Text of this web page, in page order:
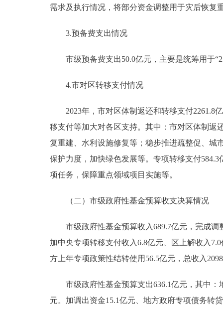
需求及执行情况，将部分资金调整用于灾后恢复
3.预备费支出情况
市级预备费支出50.0亿元，主要是统筹用于
4.市对区转移支付情况
2023年，市对区体制返还和转移支付2261.8亿
移支付等加大对各区支持。其中：市对区体制返
复重建、水利设施修复等；稳步推进疏整促、城
保护力度，加快绿色发展等。专项转移支付
项任务，保障重点领域项目实施等。
（二）市级政府性基金预算收支决算情况
市级政府性基金预算收入689.7亿元，完成调
加中央专项转移支付收入6.8亿元、区上解收入
方上年专项政策性结转使用56.5亿元，总收入
市级政府性基金预算支出636.1亿元，其中：
元。加调出资金15.1亿元、地方政府专项债务转